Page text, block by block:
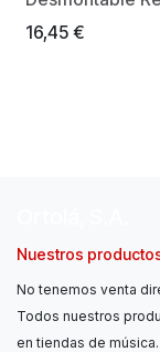
16,45 €
Nuestros
No tenemos venta
Todos nuestros
en tiendas de música.